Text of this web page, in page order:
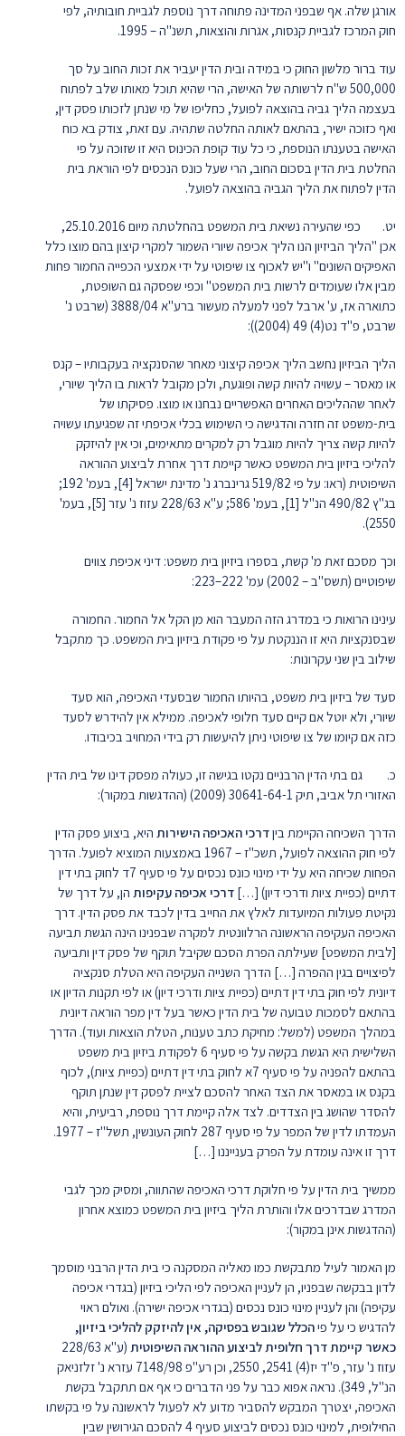
אורגן שלה. אף שבפני המדינה פתוחה דרך נוספת לגביית חובותיה, לפי
חוק המרכז לגביית קנסות, אגרות והוצאות, תשנ"ה – 1995.
עוד ברור מלשון החוק כי במידה ובית הדין יעביר את זכות החוב על סך
500,000 ש"ח לרשותה של האישה, הרי שהיא תוכל מאותו שלב לפתוח
בעצמה הליך גביה בהוצאה לפועל, כחליפו של מי שנתן לזכותו פסק דין,
ואף כזוכה ישיר, בהתאם לאותה החלטה שתהיה. עם זאת, צודק בא כוח
האישה בטענתו הנוספת, כי כל עוד קופת הכינוס היא זו שזוכה על פי
החלטת בית הדין בסכום החוב, הרי שעל כונס הנכסים לפי הוראת בית
הדין לפתוח את הליך הגביה בהוצאה לפועל.
יט. כפי שהעירה נשיאת בית המשפט בהחלטתה מיום 25.10.2016,
אכן "הליך הביזיון הנו הליך אכיפה שיורי השמור למקרי קיצון בהם מוצו כלל
האפיקים השונים" ו"יש לאכוף צו שיפוטי על ידי אמצעי הכפייה החמור פחות
מבין אלו שעומדים לרשות בית המשפט" וכפי שפסקה גם השופטת,
כתוארה אז, ע' ארבל לפני למעלה מעשור ברע"א 3888/04 (שרבט נ'
שרבט, פ"ד נט(4) 49 (2004)):
הליך הביזיון נחשב הליך אכיפה קיצוני מאחר שהסנקציה בעקבותיו – קנס
או מאסר – עשויה להיות קשה ופוגעת, ולכן מקובל לראות בו הליך שיורי,
לאחר שההליכים האחרים האפשריים נבחנו או מוצו. פסיקתו של
בית-משפט זה חזרה והדגישה כי השימוש בכלי אכיפתי זה שפגיעתו עשויה
להיות קשה צריך להיות מוגבל רק למקרים מתאימים, וכי אין להיזקק
להליכי ביזיון בית המשפט כאשר קיימת דרך אחרת לביצוע ההוראה
השיפוטית (ראו: על פי 519/82 גרינברג נ' מדינת ישראל [4], בעמ' 192;
בג"ץ 490/82 הנ"ל [1], בעמ' 586; ע"א 228/63 עזוז נ' עזר [5], בעמ'
2550).
וכך מסכם זאת מ' קשת, בספרו ביזיון בית משפט: דיני אכיפת צווים
שיפוטיים (תשס"ב – 2002) עמ' 222–223:
עינינו הרואות כי במדרג הזה המעבר הוא מן הקל אל החמור. החמורה
שבסנקציות היא זו הננקטת על פי פקודת ביזיון בית המשפט. כך מתקבל
שילוב בין שני עקרונות:
סעד של ביזיון בית משפט, בהיותו החמור שבסעדי האכיפה, הוא סעד
שיורי, ולא יוטל אם קיים סעד חלופי לאכיפה. ממילא אין להידרש לסעד
כזה אם קיומו של צו שיפוטי ניתן להיעשות רק בידי המחויב בכיבודו.
כ. גם בתי הדין הרבניים נקטו בגישה זו, כעולה מפסק דינו של בית הדין
האזורי תל אביב, תיק 30641-64-1 (2009) (ההדגשות במקור):
הדרך השכיחה הקיימת ביןדרכי האכיפה הישירות היא, ביצוע פסק הדין
לפי חוק ההוצאה לפועל, תשכ"ז – 1967 באמצעות המוציא לפועל. הדרך
הפחות שכיחה היא על ידי מינוי כונס נכסים על פי סעיף 7ד לחוק בתי דין
דתיים (כפיית ציות ודרכי דיון) […] דרכי אכיפה עקיפות הן, על דרך של
נקיטת פעולות המיועדות לאלץ את החייב בדין לכבד את פסק הדין. דרך
האכיפה העקיפה הראשונה הרלוונטית למקרה שבפנינו הינה הגשת תביעה
[לבית המשפט] שעילתה הפרת הסכם שקיבל תוקף של פסק דין ותביעה
לפיצויים בגין ההפרה […] הדרך השנייה העקיפה היא הטלת סנקציה
דיונית לפי חוק בתי דין דתיים (כפיית ציות ודרכי דיון) או לפי תקנות הדיון או
בהתאם לסמכות טבועה של בית הדין כאשר בעל דין מפר הוראה דיונית
במהלך המשפט (למשל: מחיקת כתב טענות, הטלת הוצאות ועוד). הדרך
השלישית היא הגשת בקשה על פי סעיף 6 לפקודת ביזיון בית משפט
בהתאם להפניה על פי סעיף 7א לחוק בתי דין דתיים (כפיית ציות), לכוף
בקנס או במאסר את הצד האחר להסכם לציית לפסק דין שנתן תוקף
להסדר שהושג בין הצדדים. לצד אלה קיימת דרך נוספת, רביעית, והיא
העמדתו לדין של המפר על פי סעיף 287 לחוק העונשין, תשל"ז – 1977.
דרך זו אינה עומדת על הפרק בענייננו […]
ממשיך בית הדין על פי חלוקת דרכי האכיפה שהתווה, ומסיק מכך לגבי
המדרג שבדרכים אלו והותרת הליך ביזיון בית המשפט כמוצא אחרון
(ההדגשות אינן במקור):
מן האמור לעיל מתבקשת כמו מאליה המסקנה כי בית הדין הרבני מוסמך
לדון בבקשה שבפניו, הן לעניין האכיפה לפי הליכי ביזיון (בגדרי אכיפה
עקיפה) והן לעניין מינוי כונס נכסים (בגדרי אכיפה ישירה). ואולם ראוי
להדגיש כי על פיהכלל שגובש בפסיקה, אין להיזקק להליכי ביזיון,
כאשר קיימת דרך חלופית לביצוע ההוראה השיפוטית
(ע"א 228/63
עזוז נ' עזר, פ"ד יז(4) 2541, 2550, וכן רע"פ 7148/98 עזרא נ' זלזניאק
הנ"ל, 349). נראה אפוא כבר על פני הדברים כי אף אם תתקבל בקשת
האכיפה, יצטרך המבקש להסביר מדוע לא לפעול לראשונה על פי בקשתו
החילופית, למינוי כונס נכסים לביצוע סעיף 4 להסכם הגירושין שבין